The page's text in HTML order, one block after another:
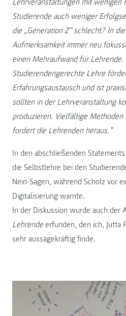
Lehrveranstaltungen mit wenigen
Studierende auch weniger
die „Generation Z“ schlecht? In
Aufmerksamkeit immer neu
einen Mehraufwand für Lehrende.
Studierendengerechte Lehre
Erfahrungsaustausch und ist
sollten in der Lehrveranstaltung
produzieren. Vielfältige
fordert die Lehrenden heraus.”
In den abschließenden
die Selbstlehre bei den
Nein-Sagen, während Scholz vor
Digitalisierung warnte.
In der Diskussion wurde auch der
Lehrende erfunden, den ich, Jutta
sehr aussagekräftig finde.